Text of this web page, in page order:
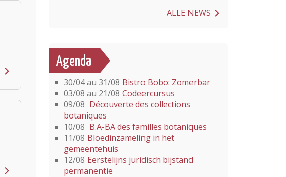
ALLE NEWS
Agenda
30/04 au 31/08 Bistro Bobo: Zomerbar
03/08 au 21/08 Codeercursus
09/08 Découverte des collections
botaniques
10/08 B.A-BA des familles botaniques
11/08 Bloedinzameling in het
gemeentehuis
12/08 Eerstelijns juridisch bijstand
permanentie